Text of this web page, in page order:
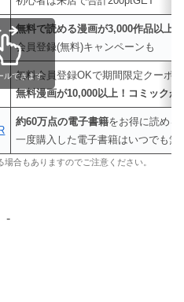
無料で読める漫画が3,000作品以上！
会員登録(無料)キャンペーンも
無料会員登録OKで期間限定クーポ
無料漫画が10,000以上！コミックが
約60万点の電子書籍をお得に読める
一度購入した電子書籍はいつでも無
ルできます
合もありますのでご注意ください。
-